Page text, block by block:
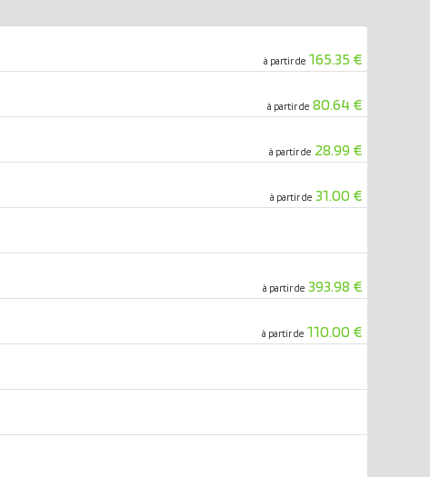
à partir de 165.35 €
à partir de 80.64 €
à partir de 28.99 €
à partir de 31.00 €
à partir de 393.98 €
à partir de 110.00 €